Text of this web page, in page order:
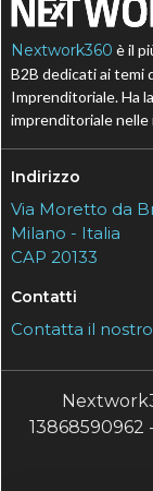
Nextwork360 è il
B2B dedicati ai temi
Imprenditoriale. Ha
imprenditoriale nelle
Indirizzo
Via Moretto da
Milano - Italia
CAP 20133
Contatti
Contatta il
13868590962